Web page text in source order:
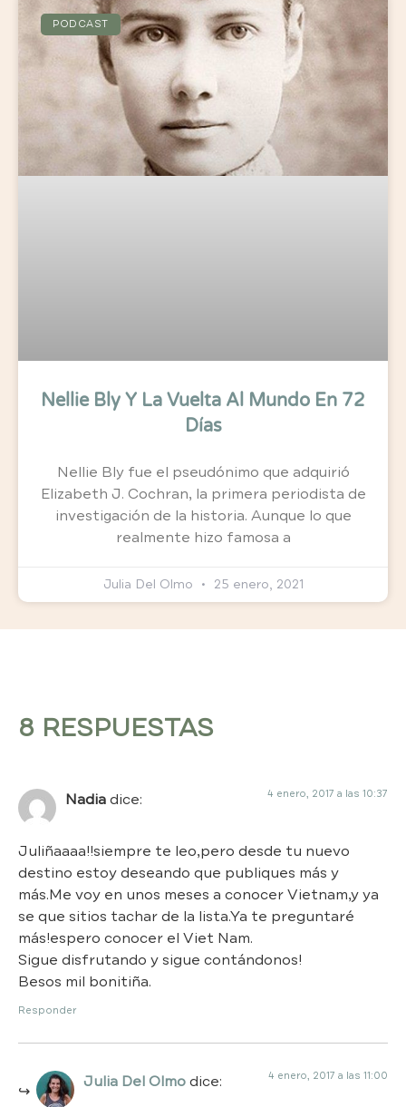
PODCAST
Nellie Bly Y La Vuelta Al Mundo En 72
Días
Nellie Bly fue el pseudónimo que adquirió
Elizabeth J. Cochran, la primera periodista de
investigación de la historia. Aunque lo que
realmente hizo famosa a
Julia Del Olmo 25 enero, 2021
8 RESPUESTAS
Nadiadice: 4 enero, 2017 a las 10:37
Juliñaaaa!!siempre te leo,pero desde tu nuevo
destino estoy deseando que publiques más y
más.Me voy en unos meses a conocer Vietnam,y ya
se que sitios tachar de la lista.Ya te preguntaré
más!espero conocer el Viet Nam.
Sigue disfrutando y sigue contándonos!
Besos mil bonitiña.
Responder
Julia Del Olmodice: 4 enero, 2017 a las 11:00